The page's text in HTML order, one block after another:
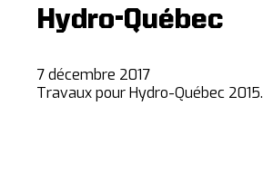
Hydro-Québec
7 décembre 2017
Travaux pour Hydro-Québec 2015.